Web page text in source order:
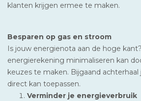
klanten krijgen ermee te maken.
Besparen op gas en stroom
Is jouw energienota aan de hoge
energierekening minimaliseren kan
keuzes te maken. Bijgaand achterhaal
direct kan toepassen.
Verminder je energieverbruik